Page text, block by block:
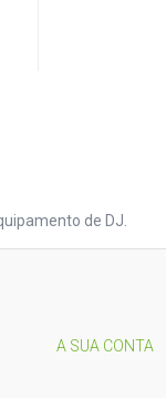
de DJ.
A SUA CONTA